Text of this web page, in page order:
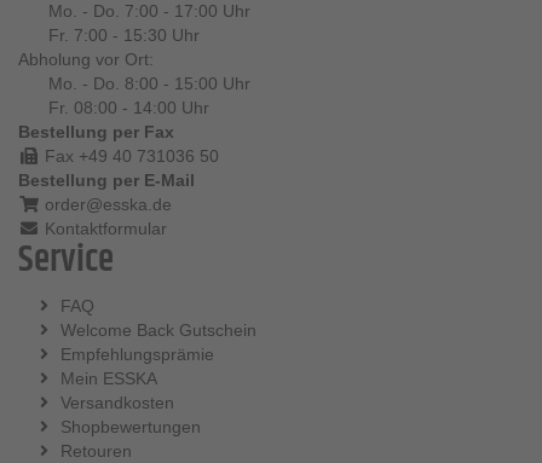
Mo. - Do. 7:00 - 17:00 Uhr
Fr. 7:00 - 15:30 Uhr
Abholung vor Ort:
Mo. - Do. 8:00 - 15:00 Uhr
Fr. 08:00 - 14:00 Uhr
Bestellung per Fax
Fax +49 40 731036 50
Bestellung per E-Mail
order@esska.de
Kontaktformular
Service
FAQ
Welcome Back Gutschein
Empfehlungsprämie
Mein ESSKA
Versandkosten
Shopbewertungen
Retouren